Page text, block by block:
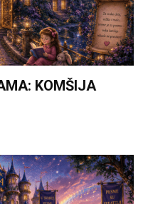
KOMŠIJA